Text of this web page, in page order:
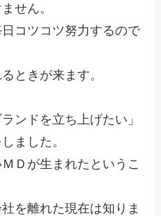
せん。
コツコツ努力するので
ときが来ます。
ンドを立ち上げたい」
ました。
Ｄが生まれたというこ
を離れた現在は知りま